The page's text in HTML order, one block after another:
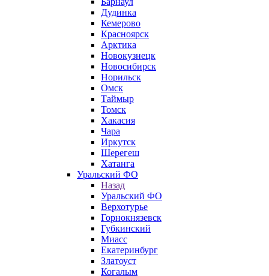
Дудинка
Кемерово
Красноярск
Арктика
Новокузнецк
Новосибирск
Норильск
Омск
Таймыр
Томск
Хакасия
Чара
Иркутск
Шерегеш
Хатанга
Уральский ФО
Назад
Уральский ФО
Верхотурье
Горнокнязевск
Губкинский
Миасс
Екатеринбург
Златоуст
Когалым